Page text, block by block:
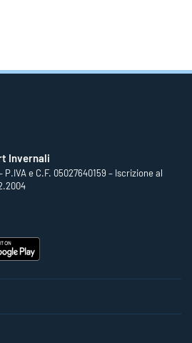
Invernali
P.IVA e C.F. 05027640159 – Iscrizione al